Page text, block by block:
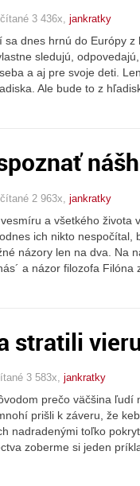
3 436x, jankratky
sa dnes hrnú do Európy
sledujú,
a aj pre svoje deti.
Ale bude to z
2 963x, jankratky
a všetkého života
ich nikto
názory len na dva. Na
a názor filozofa
stratili
3 583x, jankratky
prečo väčšina ľudí
prišli k záveru, že
nadradenými toľko
zoberme si jeden